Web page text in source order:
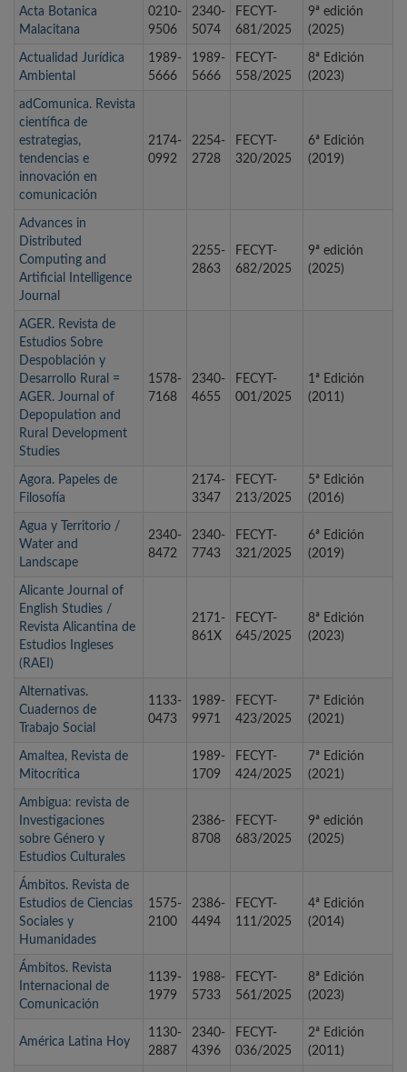
Acta Botanica
Malacitana
0210-
9506
2340-
5074
FECYT-
681/2025
9ª edición
(2025)
Actualidad Jurídica
Ambiental
1989-
5666
1989-
5666
FECYT-
558/2025
8ª Edición
(2023)
adComunica. Revista
científica de
estrategias,
tendencias e
innovación en
comunicación
2174-
0992
2254-
2728
FECYT-
320/2025
6ª Edición
(2019)
Advances in
Distributed
Computing and
Artificial Intelligence
Journal
2255-
2863
FECYT-
682/2025
9ª edición
(2025)
AGER. Revista de
Estudios Sobre
Despoblación y
Desarrollo Rural =
AGER. Journal of
Depopulation and
Rural Development
Studies
1578-
7168
2340-
4655
FECYT-
001/2025
1ª Edición
(2011)
Agora. Papeles de
Filosofía
2174-
3347
FECYT-
213/2025
5ª Edición
(2016)
Agua y Territorio /
Water and
Landscape
2340-
8472
2340-
7743
FECYT-
321/2025
6ª Edición
(2019)
Alicante Journal of
English Studies /
Revista Alicantina de
Estudios Ingleses
(RAEI)
2171-
861X
FECYT-
645/2025
8ª Edición
(2023)
Alternativas.
Cuadernos de
Trabajo Social
1133-
0473
1989-
9971
FECYT-
423/2025
7ª Edición
(2021)
Amaltea, Revista de
Mitocrítica
1989-
1709
FECYT-
424/2025
7ª Edición
(2021)
Ambigua: revista de
Investigaciones
sobre Género y
Estudios Culturales
2386-
8708
FECYT-
683/2025
9ª edición
(2025)
Ámbitos. Revista de
Estudios de Ciencias
Sociales y
Humanidades
1575-
2100
2386-
4494
FECYT-
111/2025
4ª Edición
(2014)
Ámbitos. Revista
Internacional de
Comunicación
1139-
1979
1988-
5733
FECYT-
561/2025
8ª Edición
(2023)
América Latina Hoy
1130-
2887
2340-
4396
FECYT-
036/2025
2ª Edición
(2011)